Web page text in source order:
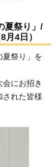
夏祭り」/
4日）
夏祭り」を
にお招き
された皆様